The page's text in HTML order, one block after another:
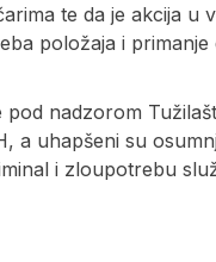
te da je akcija u
položaja i primanje
pod nadzorom
a uhapšeni su
i zloupotrebu